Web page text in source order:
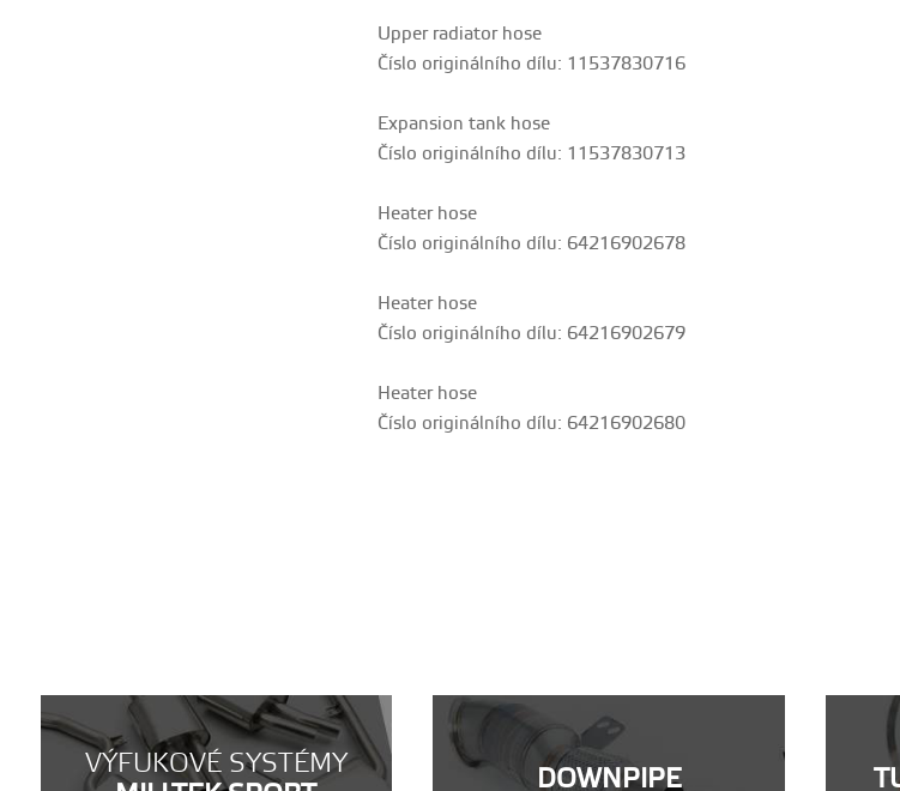
Upper radiator hose
Číslo originálního dílu: 11537830716
Expansion tank hose
Číslo originálního dílu: 11537830713
Heater hose
Číslo originálního dílu: 64216902678
Heater hose
Číslo originálního dílu: 64216902679
Heater hose
Číslo originálního dílu: 64216902680
VÝFUKOVÉ SYSTÉMY
DOWNPIPE